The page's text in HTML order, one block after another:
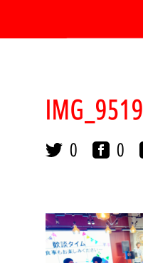
IMG_9519
0 0